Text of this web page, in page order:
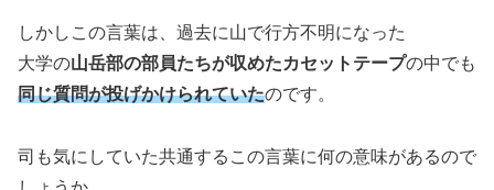
しかしこの言葉は、過去に山で行方不明になった
大学の山岳部の部員たちが収めたカセットテープの中でも
同じ質問が投げかけられていたのです。
司も気にしていた共通するこの言葉に何の意味があるので